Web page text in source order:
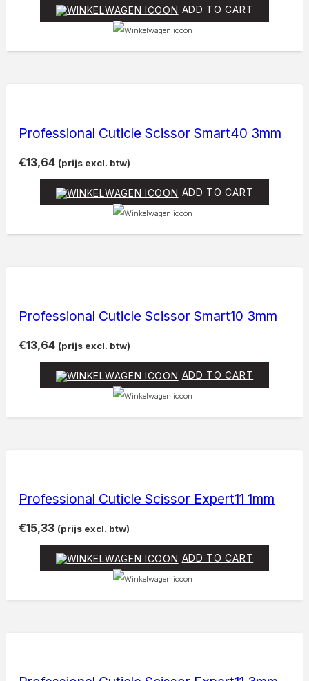
ADD TO CART
Professional Cuticle Scissor Smart40 3mm
€13,64 (prijs excl. btw)
ADD TO CART
Professional Cuticle Scissor Smart10 3mm
€13,64 (prijs excl. btw)
ADD TO CART
Professional Cuticle Scissor Expert11 1mm
€15,33 (prijs excl. btw)
ADD TO CART